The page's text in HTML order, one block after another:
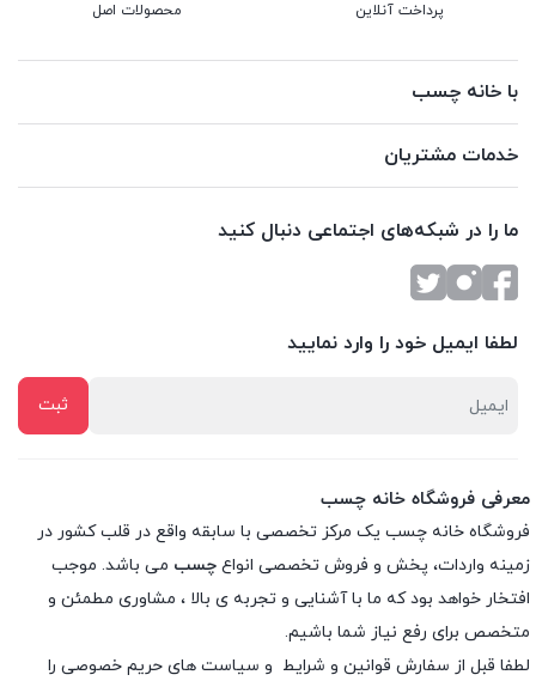
پرداخت آنلاین محصولات اصل
با خانه چسب
خدمات مشتریان
ما را در شبکه‌های اجتماعی دنبال کنید
لطفا ایمیل خود را وارد نمایید
معرفی فروشگاه خانه چسب
فروشگاه خانه چسب یک مرکز تخصصی با سابقه واقع در قلب کشور در
زمینه واردات، پخش و فروش تخصصی انواع چسب می باشد. موجب
افتخار خواهد بود که ما با آشنایی و تجربه ی بالا ، مشاوری مطمئن و
متخصص برای رفع نیاز شما باشیم.
لطفا قبل از سفارش قوانین و شرایط و سیاست های حریم خصوصی را